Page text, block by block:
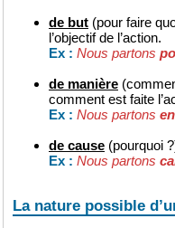
de but (pour faire
l’objectif de l’action.
Ex : Nous partons
de manière
comment est faite
Ex : Nous partons
de cause (pourquoi
Ex : Nous partons
La nature possible